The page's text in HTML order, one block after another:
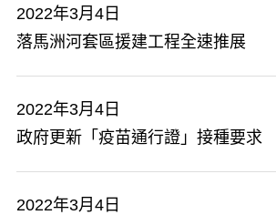
2022年3月4日
落馬洲河套區援建工程全速推展
2022年3月4日
政府更新「疫苗通行證」接種要求
2022年3月4日